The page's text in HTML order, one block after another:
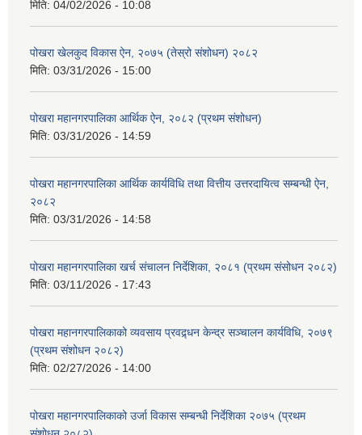
मिति: 04/02/2026 - 10:08
पोखरा खेलकुद विकास ऐन, २०७५ (तेस्रो संशोधन) २०८२
मिति: 03/31/2026 - 15:00
पोखरा महानगरपालिका आर्थिक ऐन, २०८२ (प्रथम संशोधन)
मिति: 03/31/2026 - 14:59
पोखरा महानगरपालिका आर्थिक कार्यविधि तथा वित्तीय उत्तरदायित्व सम्बन्धी ऐन,
२०८२
मिति: 03/31/2026 - 14:58
पोखरा महानगरपालिका खर्च संचालन निर्देशिका, २०८१ (प्रथम संसोधन २०८२)
मिति: 03/11/2026 - 17:43
पोखरा महानगरपालिकाको व्यवसाय प्रवद्र्धन केन्द्र सञ्चालन कार्यविधि, २०७९
(प्रथम संशोधन २०८२)
मिति: 02/27/2026 - 14:00
पोखरा महानगरपालिकाको उर्जा विकास सम्बन्धी निर्देशिका २०७५ (प्रथम